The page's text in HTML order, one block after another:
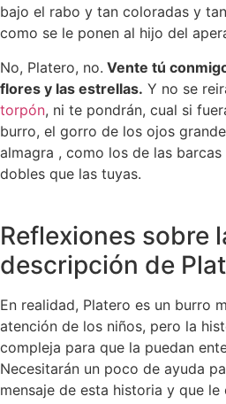
bajo el rabo y tan coloradas y
como se le ponen al hijo del
No, Platero, no. Vente tú
flores y las estrellas. Y no se
torpón, ni te pondrán, cual si
burro, el gorro de los ojos
almagra , como los de las
dobles que las tuyas.
Reflexiones sobre
descripción de
En realidad, Platero es un burro
atención de los niños, pero la
compleja para que la puedan
Necesitarán un poco de ayuda
mensaje de esta historia y que le